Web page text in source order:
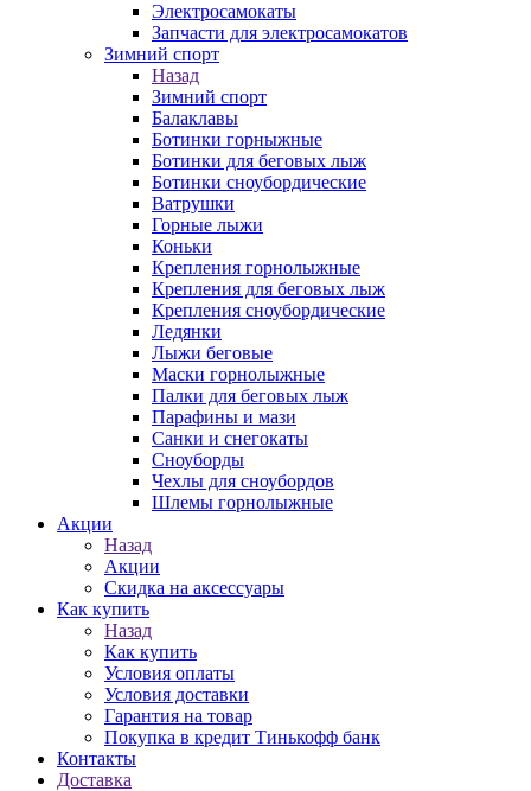
Электросамокаты
Запчасти для электросамокатов
Зимний спорт
Назад
Зимний спорт
Балаклавы
Ботинки горныжные
Ботинки для беговых лыж
Ботинки сноубордические
Ватрушки
Горные лыжи
Коньки
Крепления горнолыжные
Крепления для беговых лыж
Крепления сноубордические
Ледянки
Лыжи беговые
Маски горнолыжные
Палки для беговых лыж
Парафины и мази
Санки и снегокаты
Сноуборды
Чехлы для сноубордов
Шлемы горнолыжные
Акции
Назад
Акции
Скидка на аксессуары
Как купить
Назад
Как купить
Условия оплаты
Условия доставки
Гарантия на товар
Покупка в кредит Тинькофф банк
Контакты
Доставка